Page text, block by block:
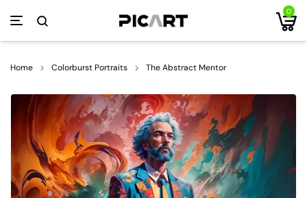
0
Home Colorburst Portraits The Abstract Mentor